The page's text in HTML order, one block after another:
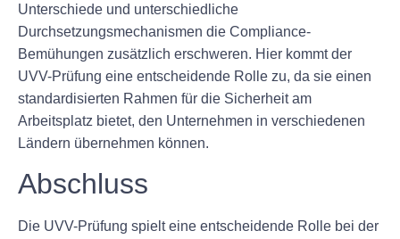
Unterschiede und unterschiedliche
Durchsetzungsmechanismen die Compliance-
Bemühungen zusätzlich erschweren. Hier kommt der
UVV-Prüfung eine entscheidende Rolle zu, da sie einen
standardisierten Rahmen für die Sicherheit am
Arbeitsplatz bietet, den Unternehmen in verschiedenen
Ländern übernehmen können.
Abschluss
Die UVV-Prüfung spielt eine entscheidende Rolle bei der